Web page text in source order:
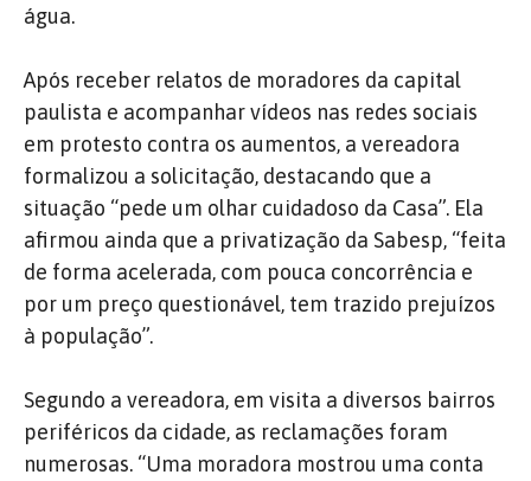
água.
Após receber relatos de moradores da capital
paulista e acompanhar vídeos nas redes sociais
em protesto contra os aumentos, a vereadora
formalizou a solicitação, destacando que a
situação “pede um olhar cuidadoso da Casa”. Ela
afirmou ainda que a privatização da Sabesp, “feita
de forma acelerada, com pouca concorrência e
por um preço questionável, tem trazido prejuízos
à população”.
Segundo a vereadora, em visita a diversos bairros
periféricos da cidade, as reclamações foram
numerosas. “Uma moradora mostrou uma conta